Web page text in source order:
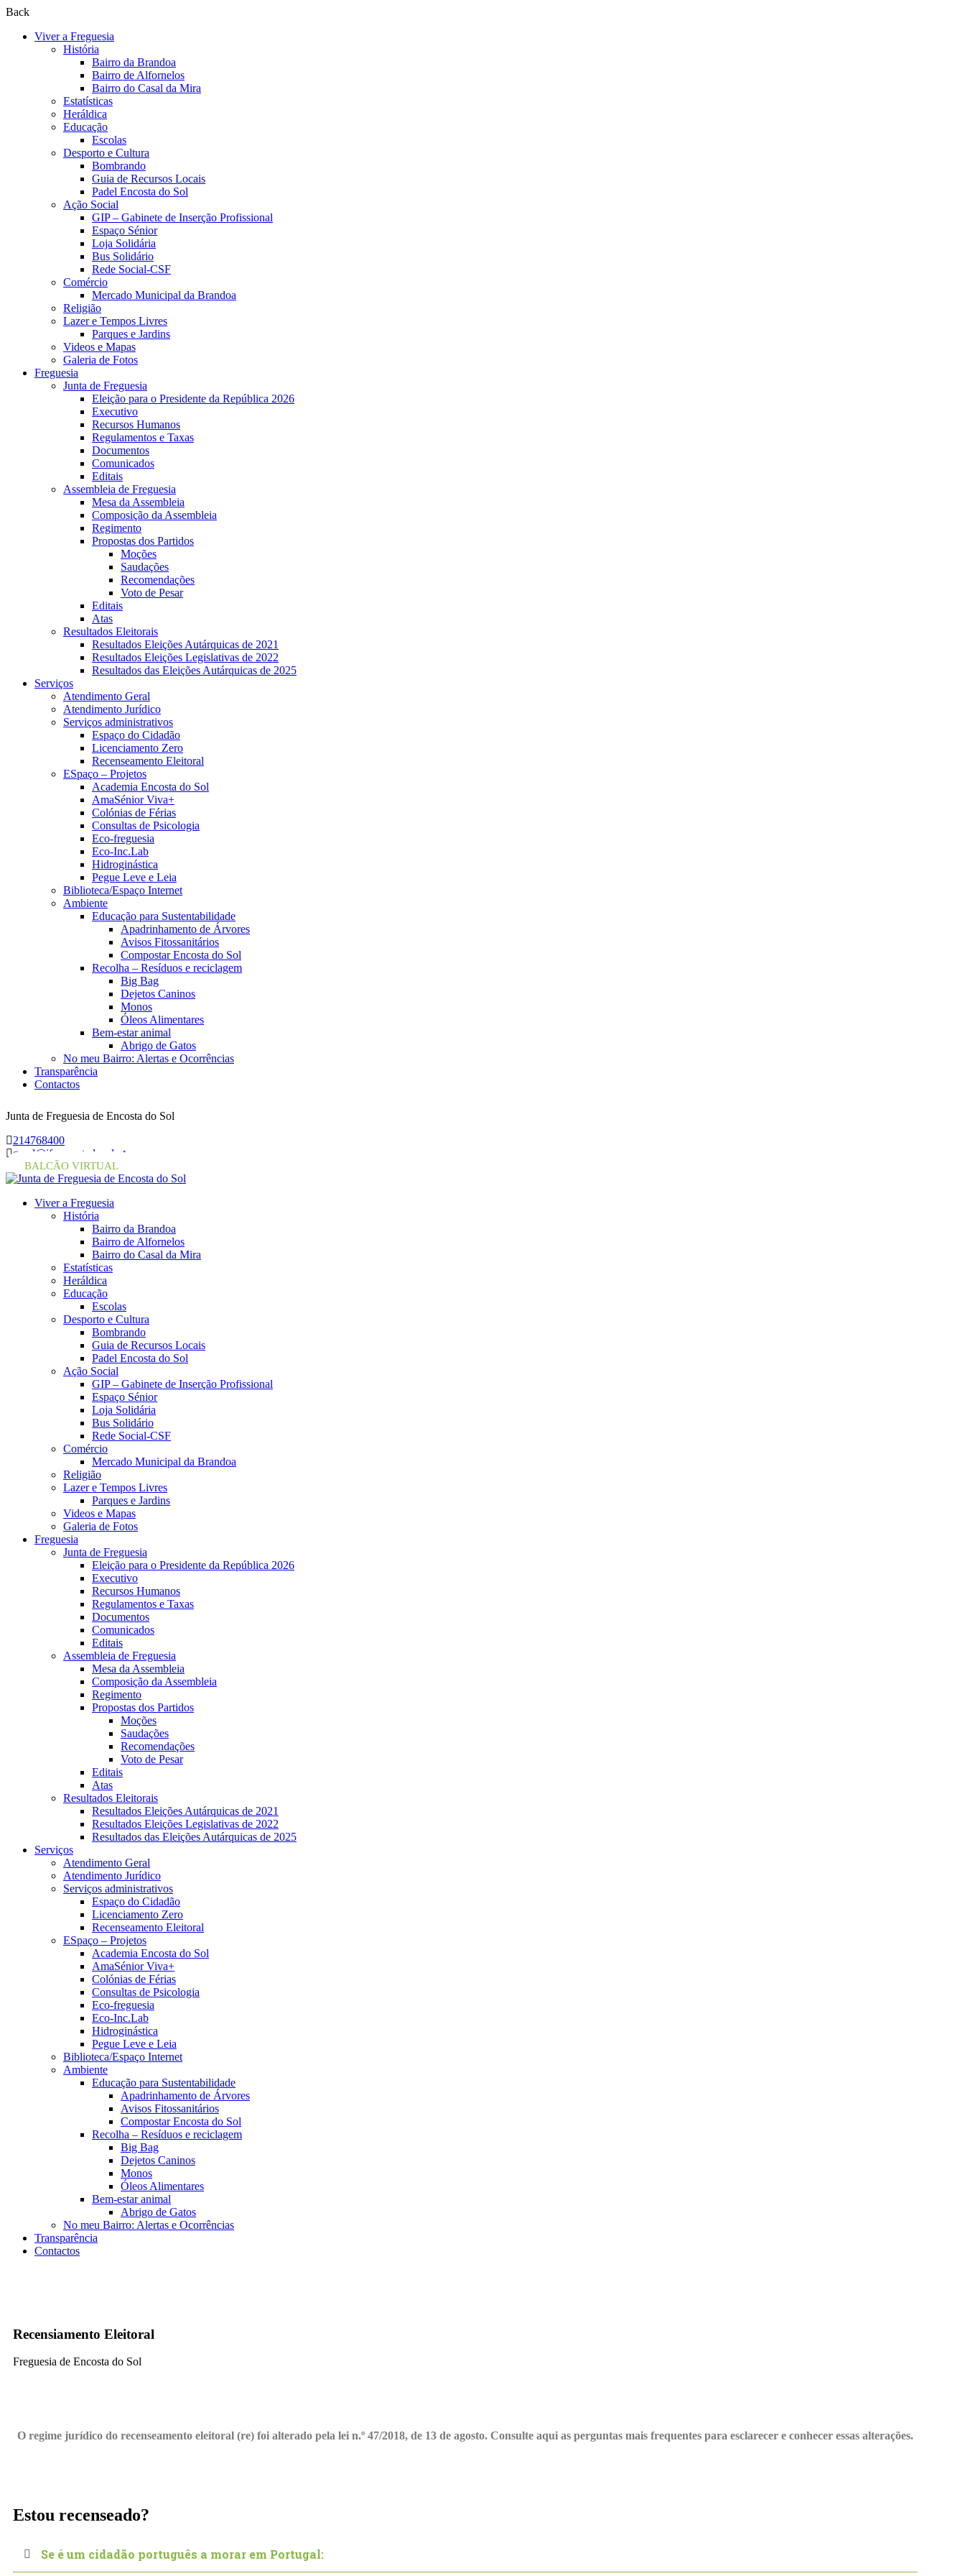
Back
Viver a Freguesia
História
Bairro da Brandoa
Bairro de Alfornelos
Bairro do Casal da Mira
Estatísticas
Heráldica
Educação
Escolas
Desporto e Cultura
Bombrando
Guia de Recursos Locais
Padel Encosta do Sol
Ação Social
GIP – Gabinete de Inserção Profissional
Espaço Sénior
Loja Solidária
Bus Solidário
Rede Social-CSF
Comércio
Mercado Municipal da Brandoa
Religião
Lazer e Tempos Livres
Parques e Jardins
Videos e Mapas
Galeria de Fotos
Freguesia
Junta de Freguesia
Eleição para o Presidente da República 2026
Executivo
Recursos Humanos
Regulamentos e Taxas
Documentos
Comunicados
Editais
Assembleia de Freguesia
Mesa da Assembleia
Composição da Assembleia
Regimento
Propostas dos Partidos
Moções
Saudações
Recomendações
Voto de Pesar
Editais
Atas
Resultados Eleitorais
Resultados Eleições Autárquicas de 2021
Resultados Eleições Legislativas de 2022
Resultados das Eleições Autárquicas de 2025
Serviços
Atendimento Geral
Atendimento Jurídico
Serviços administrativos
Espaço do Cidadão
Licenciamento Zero
Recenseamento Eleitoral
ESpaço – Projetos
Academia Encosta do Sol
AmaSénior Viva+
Colónias de Férias
Consultas de Psicologia
Eco-freguesia
Eco-Inc.Lab
Hidroginástica
Pegue Leve e Leia
Biblioteca/Espaço Internet
Ambiente
Educação para Sustentabilidade
Apadrinhamento de Árvores
Avisos Fitossanitários
Compostar Encosta do Sol
Recolha – Resíduos e reciclagem
Big Bag
Dejetos Caninos
Monos
Óleos Alimentares
Bem-estar animal
Abrigo de Gatos
No meu Bairro: Alertas e Ocorrências
Transparência
Contactos
Junta de Freguesia de Encosta do Sol
214768400
geral@jf-encostadosol.pt
BALCÃO VIRTUAL
Viver a Freguesia
História
Bairro da Brandoa
Bairro de Alfornelos
Bairro do Casal da Mira
Estatísticas
Heráldica
Educação
Escolas
Desporto e Cultura
Bombrando
Guia de Recursos Locais
Padel Encosta do Sol
Ação Social
GIP – Gabinete de Inserção Profissional
Espaço Sénior
Loja Solidária
Bus Solidário
Rede Social-CSF
Comércio
Mercado Municipal da Brandoa
Religião
Lazer e Tempos Livres
Parques e Jardins
Videos e Mapas
Galeria de Fotos
Freguesia
Junta de Freguesia
Eleição para o Presidente da República 2026
Executivo
Recursos Humanos
Regulamentos e Taxas
Documentos
Comunicados
Editais
Assembleia de Freguesia
Mesa da Assembleia
Composição da Assembleia
Regimento
Propostas dos Partidos
Moções
Saudações
Recomendações
Voto de Pesar
Editais
Atas
Resultados Eleitorais
Resultados Eleições Autárquicas de 2021
Resultados Eleições Legislativas de 2022
Resultados das Eleições Autárquicas de 2025
Serviços
Atendimento Geral
Atendimento Jurídico
Serviços administrativos
Espaço do Cidadão
Licenciamento Zero
Recenseamento Eleitoral
ESpaço – Projetos
Academia Encosta do Sol
AmaSénior Viva+
Colónias de Férias
Consultas de Psicologia
Eco-freguesia
Eco-Inc.Lab
Hidroginástica
Pegue Leve e Leia
Biblioteca/Espaço Internet
Ambiente
Educação para Sustentabilidade
Apadrinhamento de Árvores
Avisos Fitossanitários
Compostar Encosta do Sol
Recolha – Resíduos e reciclagem
Big Bag
Dejetos Caninos
Monos
Óleos Alimentares
Bem-estar animal
Abrigo de Gatos
No meu Bairro: Alertas e Ocorrências
Transparência
Contactos
Recensiamento Eleitoral
Freguesia de Encosta do Sol
O regime jurídico do recenseamento eleitoral (re) foi alterado pela lei n.º 47/2018, de 13 de agosto. Consulte aqui as perguntas mais frequentes para esclarecer e conhecer essas alterações.
Estou recenseado?
Se é um cidadão português a morar em Portugal: